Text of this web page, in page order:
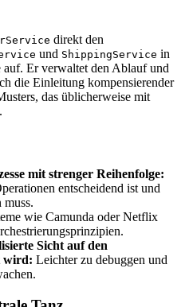
direkt den
und ShippingService in
Er verwaltet den Ablauf und
die Einleitung kompensierender
das üblicherweise mit
mit strenger Reihenfolge:
entscheidend ist und
muss.
wie Camunda oder Netflix
Sicht auf den
wird: Leichter zu debuggen und